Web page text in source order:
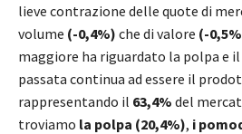
lieve contrazione delle quote di
volume (-0,4%) che di valore (-
maggiore ha riguardato la polpa e
passata continua ad essere il
rappresentando il 63,4% del
troviamo la polpa (20,4%), i